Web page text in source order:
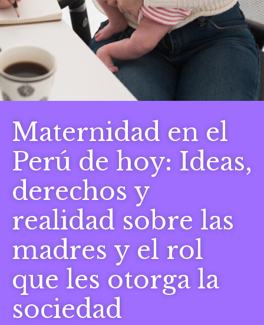
Maternidad en el
Perú de hoy: Ideas,
derechos y
realidad sobre las
madres y el rol
que les otorga la
sociedad